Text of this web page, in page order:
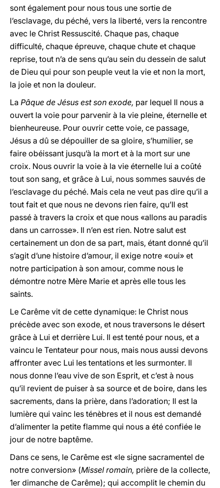
sont également pour nous tous une sortie de
l’esclavage, du péché, vers la liberté, vers la rencontre
avec le Christ Ressuscité. Chaque pas, chaque
difficulté, chaque épreuve, chaque chute et chaque
reprise, tout n’a de sens qu’au sein du dessein de salut
de Dieu qui pour son peuple veut la vie et non la mort,
la joie et non la douleur.
La Pâque de Jésus est son exode, par lequel Il nous a
ouvert la voie pour parvenir à la vie pleine, éternelle et
bienheureuse. Pour ouvrir cette voie, ce passage,
Jésus a dû se dépouiller de sa gloire, s’humilier, se
faire obéissant jusqu’à la mort et à la mort sur une
croix. Nous ouvrir la voie à la vie éternelle lui a coûté
tout son sang, et grâce à Lui, nous sommes sauvés de
l’esclavage du péché. Mais cela ne veut pas dire qu’il a
tout fait et que nous ne devons rien faire, qu’Il est
passé à travers la croix et que nous «allons au paradis
dans un carrosse». Il n’en est rien. Notre salut est
certainement un don de sa part, mais, étant donné qu’il
s’agit d’une histoire d’amour, il exige notre «oui» et
notre participation à son amour, comme nous le
démontre notre Mère Marie et après elle tous les
saints.
Le Carême vit de cette dynamique: le Christ nous
précède avec son exode, et nous traversons le désert
grâce à Lui et derrière Lui. Il est tenté pour nous, et a
vaincu le Tentateur pour nous, mais nous aussi devons
affronter avec Lui les tentations et les surmonter. Il
nous donne l’eau vive de son Esprit, et c’est à nous
qu’il revient de puiser à sa source et de boire, dans les
sacrements, dans la prière, dans l’adoration; Il est la
lumière qui vainc les ténèbres et il nous est demandé
d’alimenter la petite flamme qui nous a été confiée le
jour de notre baptême.
Dans ce sens, le Carême est «le signe sacramentel de
notre conversion» (Missel romain, prière de la collecte,
1er dimanche de Carême); qui accomplit le chemin du